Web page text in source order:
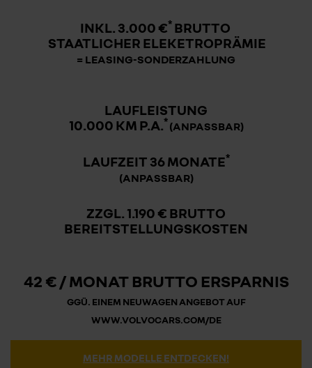
INKL. 3.000 €*BRUTTO
STAATLICHER ELEKETROPRÄMIE
= LEASING-SONDERZAHLUNG
LAUFLEISTUNG
10.000 KM P.A.*(ANPASSBAR)
LAUFZEIT 36 MONATE*
(ANPASSBAR)
ZZGL. 1.190 € BRUTTO
BEREITSTELLUNGSKOSTEN
42 € /MONAT BRUTTO ERSPARNIS
GGÜ. EINEM NEUWAGEN ANGEBOT AUF
WWW.VOLVOCARS.COM/DE
MEHR MODELLE ENTDECKEN!